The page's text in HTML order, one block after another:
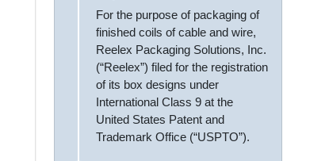
For the purpose of packaging of
finished coils of cable and wire,
Reelex Packaging Solutions, Inc.
(“Reelex”) filed for the registration
of its box designs under
International Class 9 at the
United States Patent and
Trademark Office (“USPTO”).